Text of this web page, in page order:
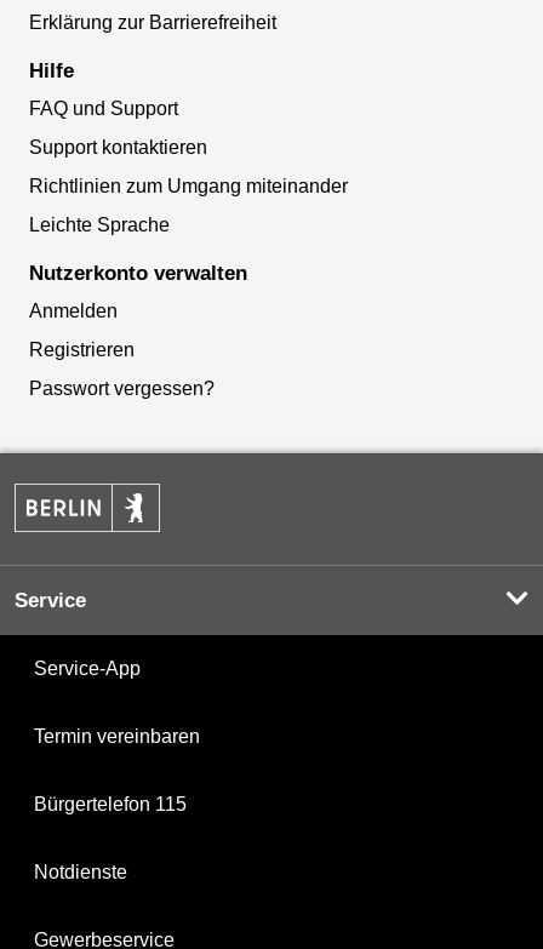
Erklärung zur Barrierefreiheit
Hilfe
FAQ und Support
Support kontaktieren
Richtlinien zum Umgang miteinander
Leichte Sprache
Nutzerkonto verwalten
Anmelden
Registrieren
Passwort vergessen?
Service
Service-App
Termin vereinbaren
Bürgertelefon 115
Notdienste
Gewerbeservice